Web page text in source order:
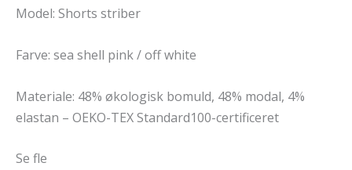
Model: Shorts striber
Farve: sea shell pink / off white
Materiale: 48% økologisk bomuld, 48% modal, 4%
elastan – OEKO-TEX Standard100-certificeret
Se fle